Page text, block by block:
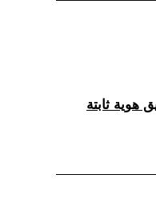
هوية ثابتة